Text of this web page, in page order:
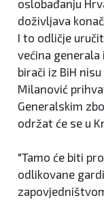
oslobađanju
doživljava
I to odličje
većina generala
birači iz BiH
Milanović
Generalskim
održat će se u
"Tamo će biti
odlikovane